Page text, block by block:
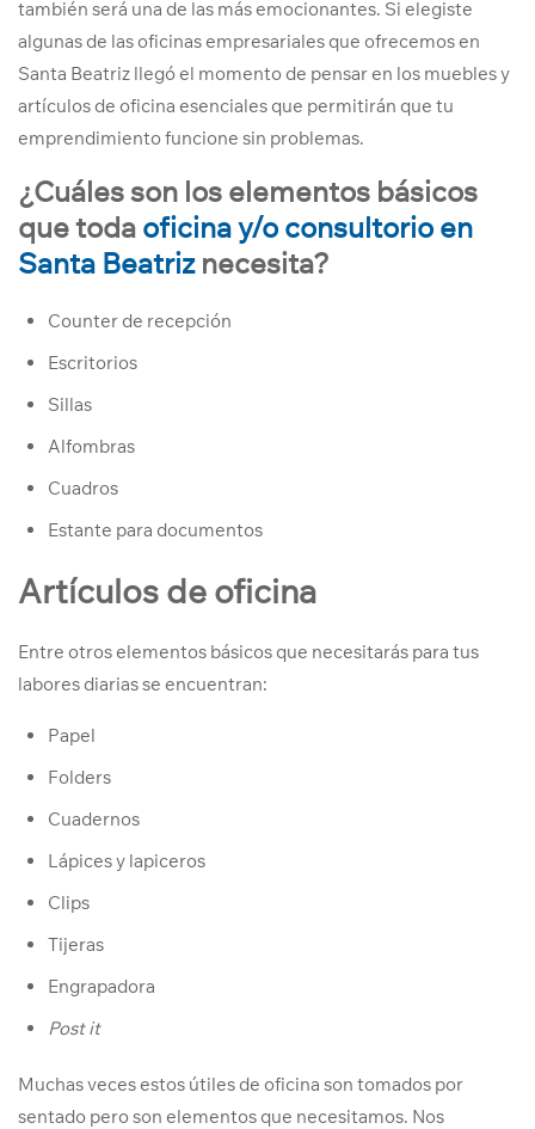
también será una de las más emocionantes. Si elegiste
algunas de las oficinas empresariales que ofrecemos en
Santa Beatriz llegó el momento de pensar en los muebles y
artículos de oficina esenciales que permitirán que tu
emprendimiento funcione sin problemas.
¿Cuáles son los elementos básicos
que toda oficina y/o consultorio en
Santa Beatriznecesita?
Counter de recepción
Escritorios
Sillas
Alfombras
Cuadros
Estante para documentos
Artículos de oficina
Entre otros elementos básicos que necesitarás para tus
labores diarias se encuentran:
Papel
Folders
Cuadernos
Lápices y lapiceros
Clips
Tijeras
Engrapadora
Post it
Muchas veces estos útiles de oficina son tomados por
sentado pero son elementos que necesitamos. Nos